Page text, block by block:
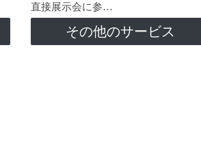
直接展示会に参…
その他のサービス